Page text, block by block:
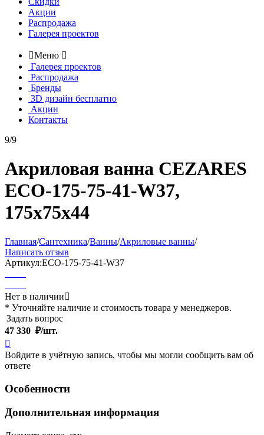
Акции
Распродажа
Галерея проектов
Меню 
Галерея проектов
Распродажа
Бренды
3D дизайн бесплатно
Акции
Контакты
9/9
Акриловая ванна CEZARES
ECO-175-75-41-W37,
175x75x44
Главная/Сантехника/Ванны/Акриловые ванны/
Написать отзыв
Артикул:ECO-175-75-41-W37
Нет в наличии
* Уточняйте наличие и стоимость товара у менеджеров.
Задать вопрос
47 330 ₽/шт.

Войдите в учётную запись, чтобы мы могли сообщить вам об
ответе
Особенности
Дополнительная информация